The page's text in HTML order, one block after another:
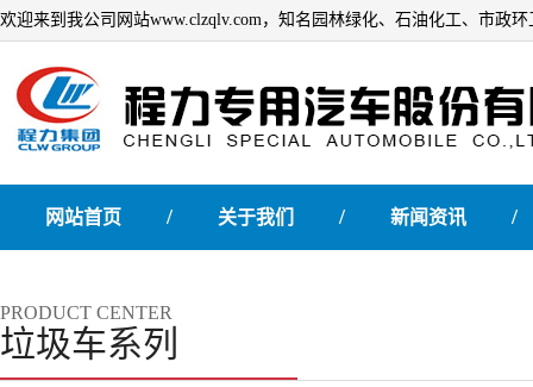
欢迎来到我公司网站www.clzqlv.com，知名园林绿化、石油化工、市政
网站首页 / 关于我们 / 新闻资讯 /
PRODUCT CENTER
垃圾车系列